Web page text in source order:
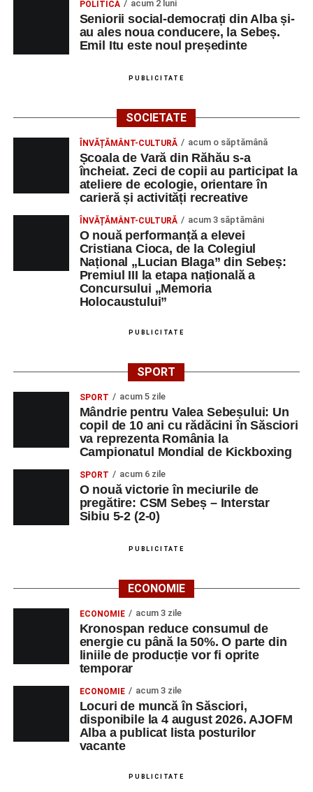
Joi, 28 august
de premiere a medicilor și preoților retrași din
Ora 19:00 – Grădina Muzeului Municipal „Ioan
Raica”:
Concert extraordinar cu muzică din
, susținut de
Remus Grama and The
Concert Band, alcătuit din membri ai Orchestrei
Filarmonicii de Stat Târgu Mureș.
Vineri, 29 august
Ora 11:00 – Aula Primăriei Sebeș: „Armonia
prieteniei”, întâlnire oficială cu reprezentanții
orașelor înfrățite;
Ora 19:00 – Grădina Muzeului Municipal:
care împlinesc 50 de ani de căsătorie, urmată de un
Cooperativa 9;
Orele 10:00–19:00 – Stadionul Pielarul:
Sebeșului la Fotbal Juniori, ediția I (Under 9 și
Under 11);
Orele 16:00–24:00 – Parcul Arini:parc de
distracții.
Sâmbătă, 30 august
Nexxt Band,Red Ravine
Orele 10:00–19:00 – Stadionul Pielarul:
Sebeșului la Fotbal Juniori
Orele 16:00–24:00 – Parcul Arini:parc de
distracții.
Duminică, 31 august
Orele 10:00–14:00 – Stadionul Pielarul:ultimele
meciuri din cadrulCupei Sebeșului la Fotbal
Ora 17:00 – Parcul Zăvoi din Petrești:
POLITICĂ acum 2 luni
Seniorii social-democrați din Alba și-
au ales noua conducere, la Sebeș.
Emil Itu este noul președinte
PUBLICITATE
SOCIETATE
ÎNVĂȚĂMÂNT-CULTURĂ acum o săptămână
Școala de Vară din Răhău s-a
încheiat. Zeci de copii au participat la
ateliere de ecologie, orientare în
carieră și activități recreative
ÎNVĂȚĂMÂNT-CULTURĂ acum 3 săptămâni
O nouă performanță a elevei
Cristiana Cioca, de la Colegiul
Național „Lucian Blaga” din Sebeș:
Premiul III la etapa națională a
Concursului „Memoria
Holocaustului”
PUBLICITATE
SPORT
SPORT acum 5 zile
Mândrie pentru Valea Sebeșului: Un
copil de 10 ani cu rădăcini în Săsciori
va reprezenta România la
Campionatul Mondial de Kickboxing
SPORT acum 6 zile
O nouă victorie în meciurile de
pregătire: CSM Sebeș – Interstar
Sibiu 5-2 (2-0)
PUBLICITATE
ECONOMIE
ECONOMIE acum 3 zile
Kronospan reduce consumul de
energie cu până la 50%. O parte din
liniile de producție vor fi oprite
temporar
ECONOMIE acum 3 zile
Locuri de muncă în Săsciori,
disponibile la 4 august 2026. AJOFM
Alba a publicat lista posturilor
vacante
PUBLICITATE